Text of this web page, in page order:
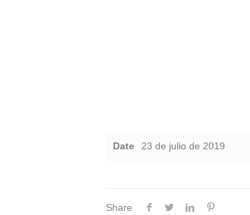
Date 23 de julio de 2019
Share